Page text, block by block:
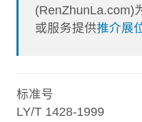
(RenZhunLa.com)
或服务提供推介展
标准号
LY/T 1428-1999